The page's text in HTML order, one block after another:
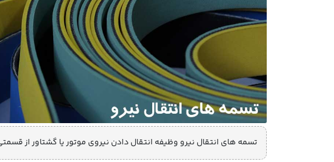
تسمه های انتقال نیرو وظیفه انتقال دادن نیروی موتور یا گشتاور از